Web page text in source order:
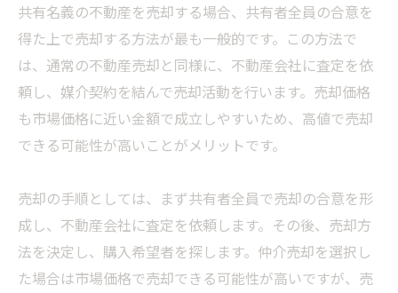
共有名義の不動産を売却する場合、共有者全員の合意を
得た上で売却する方法が最も一般的です。この方法で
は、通常の不動産売却と同様に、不動産会社に査定を依
頼し、媒介契約を結んで売却活動を行います。売却価格
も市場価格に近い金額で成立しやすいため、高値で売却
できる可能性が高いことがメリットです。
売却の手順としては、まず共有者全員で売却の合意を形
成し、不動産会社に査定を依頼します。その後、売却方
法を決定し、購入希望者を探します。仲介売却を選択し
た場合は市場価格で売却できる可能性が高いですが、売